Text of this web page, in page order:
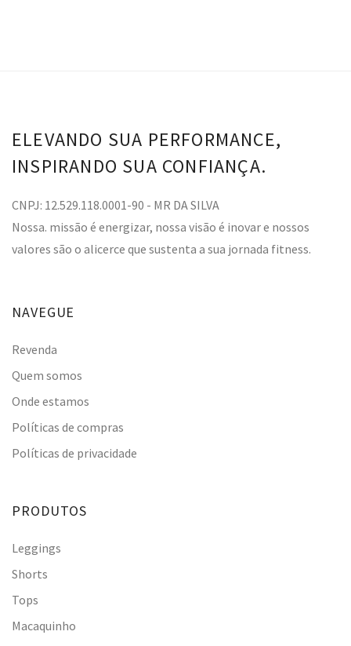
ELEVANDO SUA PERFORMANCE,
INSPIRANDO SUA CONFIANÇA.
CNPJ: 12.529.118.0001-90 - MR DA SILVA
Nossa. missão é energizar, nossa visão é inovar e nossos
valores são o alicerce que sustenta a sua jornada fitness.
NAVEGUE
Revenda
Quem somos
Onde estamos
Políticas de compras
Políticas de privacidade
PRODUTOS
Leggings
Shorts
Tops
Macaquinho